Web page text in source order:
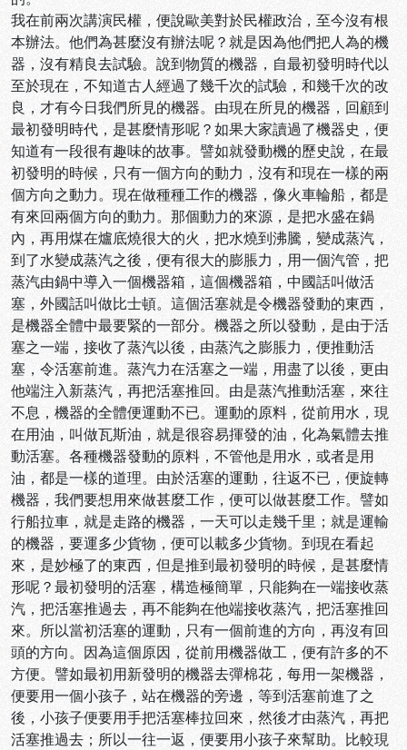
我在前兩次講演民權，便說歐美對於民權政治，至今沒有根
本辦法。他們為甚麼沒有辦法呢？就是因為他們把人為的機
器，沒有精良去試驗。說到物質的機器，自最初發明時代以
至於現在，不知道古人經過了幾千次的試驗，和幾千次的改
良，才有今日我們所見的機器。由現在所見的機器，回顧到
最初發明時代，是甚麼情形呢？如果大家讀過了機器史，便
知道有一段很有趣味的故事。譬如就發動機的歷史說，在最
初發明的時候，只有一個方向的動力，沒有和現在一樣的兩
個方向之動力。現在做種種工作的機器，像火車輪船，都是
有來回兩個方向的動力。那個動力的來源，是把水盛在鍋
內，再用煤在爐底燒很大的火，把水燒到沸騰，變成蒸汽，
到了水變成蒸汽之後，便有很大的膨脹力，用一個汽管，把
蒸汽由鍋中導入一個機器箱，這個機器箱，中國話叫做活
塞，外國話叫做比士頓。這個活塞就是令機器發動的東西，
是機器全體中最要緊的一部分。機器之所以發動，是由于活
塞之一端，接收了蒸汽以後，由蒸汽之膨脹力，便推動活
塞，令活塞前進。蒸汽力在活塞之一端，用盡了以後，更由
他端注入新蒸汽，再把活塞推回。由是蒸汽推動活塞，來往
不息，機器的全體便運動不已。運動的原料，從前用水，現
在用油，叫做瓦斯油，就是很容易揮發的油，化為氣體去推
動活塞。各種機器發動的原料，不管他是用水，或者是用
油，都是一樣的道理。由於活塞的運動，往返不已，便旋轉
機器，我們要想用來做甚麼工作，便可以做甚麼工作。譬如
行船拉車，就是走路的機器，一天可以走幾千里；就是運輸
的機器，要運多少貨物，便可以載多少貨物。到現在看起
來，是妙極了的東西，但是推到最初發明的時候，是甚麼情
形呢？最初發明的活塞，構造極簡單，只能夠在一端接收蒸
汽，把活塞推過去，再不能夠在他端接收蒸汽，把活塞推回
來。所以當初活塞的運動，只有一個前進的方向，再沒有回
頭的方向。因為這個原因，從前用機器做工，便有許多的不
方便。譬如最初用新發明的機器去彈棉花，每用一架機器，
便要用一個小孩子，站在機器的旁邊，等到活塞前進了之
後，小孩子便要用手把活塞棒拉回來，然後才由蒸汽，再把
活塞推過去；所以一往一返，便要用小孩子來幫助。比較現